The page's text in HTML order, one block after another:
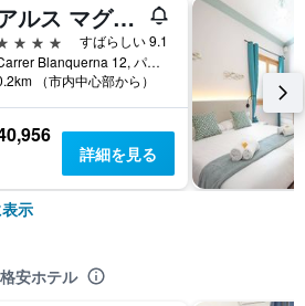
アルス マグナ ブレイスル ホテル
つ星
すばらしい 9.1
Carrer Blanquerna 12, パルマ・デ・マヨルカ, マヨルカ島, スペイン
（市内中心部から）
詳細を見る
示
安ホテル